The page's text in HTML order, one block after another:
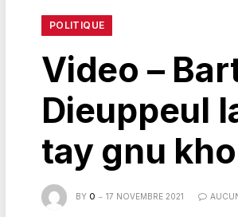
POLITIQUE
Video –
Dieuppeul
tay gnu
BY O 17 NOVEMBRE 2021